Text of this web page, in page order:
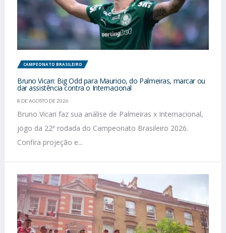
CAMPEONATO BRASILEIRO
Bruno Vicari: Big Odd para Mauricio, do Palmeiras, marcar ou
dar assistência contra o Internacional
8 DE AGOSTO DE 2026
Bruno Vicari faz sua análise de Palmeiras x Internacional,
jogo da 22ª rodada do Campeonato Brasileiro 2026.
Confira projeção e...